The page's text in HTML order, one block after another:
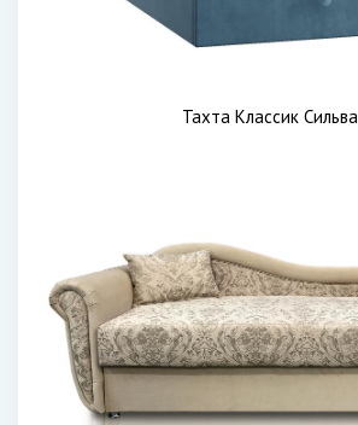
Тахта Классик Сильва